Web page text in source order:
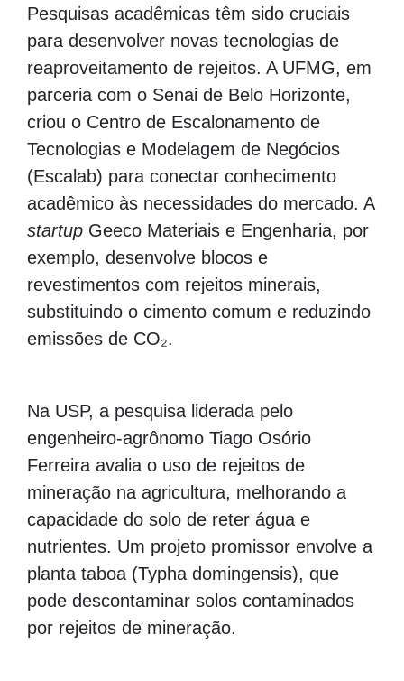
Pesquisas acadêmicas têm sido cruciais
para desenvolver novas tecnologias de
reaproveitamento de rejeitos. A UFMG, em
parceria com o Senai de Belo Horizonte,
criou o Centro de Escalonamento de
Tecnologias e Modelagem de Negócios
(Escalab) para conectar conhecimento
acadêmico às necessidades do mercado. A
startup Geeco Materiais e Engenharia, por
exemplo, desenvolve blocos e
revestimentos com rejeitos minerais,
substituindo o cimento comum e reduzindo
emissões de CO₂.
Na USP, a pesquisa liderada pelo
engenheiro-agrônomo Tiago Osório
Ferreira avalia o uso de rejeitos de
mineração na agricultura, melhorando a
capacidade do solo de reter água e
nutrientes. Um projeto promissor envolve a
planta taboa (Typha domingensis), que
pode descontaminar solos contaminados
por rejeitos de mineração.